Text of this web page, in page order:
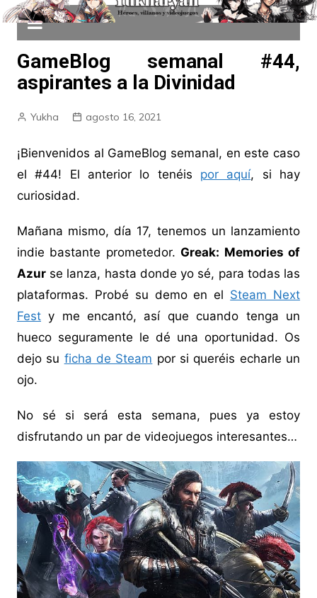
GameBlog semanal #44,
aspirantes a la Divinidad
Yukha agosto 16, 2021
¡Bienvenidos al GameBlog semanal, en este caso
el #44! El anterior lo tenéis por aquí, si hay
curiosidad.
Mañana mismo, día 17, tenemos un lanzamiento
indie bastante prometedor.Greak: Memories of
Azurse lanza, hasta donde yo sé, para todas las
plataformas. Probé su demo en el Steam Next
Festy me encantó, así que cuando tenga un
hueco seguramente le dé una oportunidad. Os
dejo su ficha de Steam por si queréis echarle un
ojo.
No sé si será esta semana, pues ya estoy
disfrutando un par de videojuegos interesantes…